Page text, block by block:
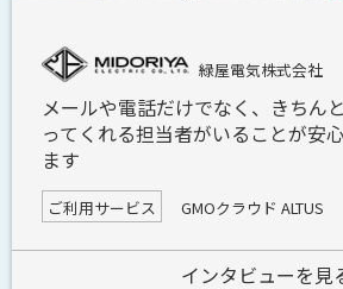
緑屋電気株式会社
メールや電話だけでなく、きちん
ってくれる担当者がいることが安
ます
ご利用サービス GMOクラウド ALTUS
インタビューを見